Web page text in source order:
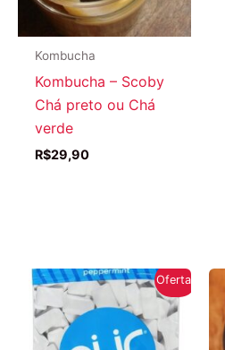
Kombucha
Kombucha – Scoby
Chá preto ou Chá
verde
R$29,90
Oferta!